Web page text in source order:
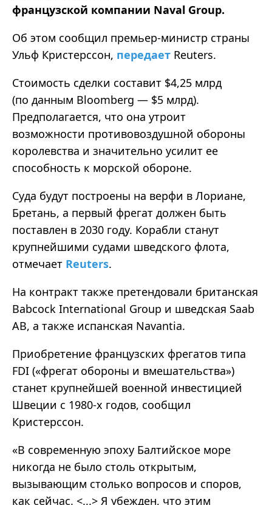
французской компании Naval Group.
Об этом сообщил премьер-министр страны
Ульф Кристерссон, передает Reuters.
Стоимость сделки составит $4,25 млрд
(по данным Bloomberg — $5 млрд).
Предполагается, что она утроит
возможности противовоздушной обороны
королевства и значительно усилит ее
способность к морской обороне.
Суда будут построены на верфи в Лориане,
Бретань, а первый фрегат должен быть
поставлен в 2030 году. Корабли станут
крупнейшими судами шведского флота,
отмечает Reuters.
На контракт также претендовали британская
Babcock International Group и шведская Saab
AB, а также испанская Navantia.
Приобретение французских фрегатов типа
FDI («фрегат обороны и вмешательства»)
станет крупнейшей военной инвестицией
Швеции с 1980-х годов, сообщил
Кристерссон.
«В современную эпоху Балтийское море
никогда не было столь открытым,
вызывающим столько вопросов и споров,
как сейчас. <...> Я убежден, что этим